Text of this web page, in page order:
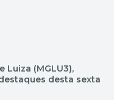
Luiza (MGLU3),
desta sexta